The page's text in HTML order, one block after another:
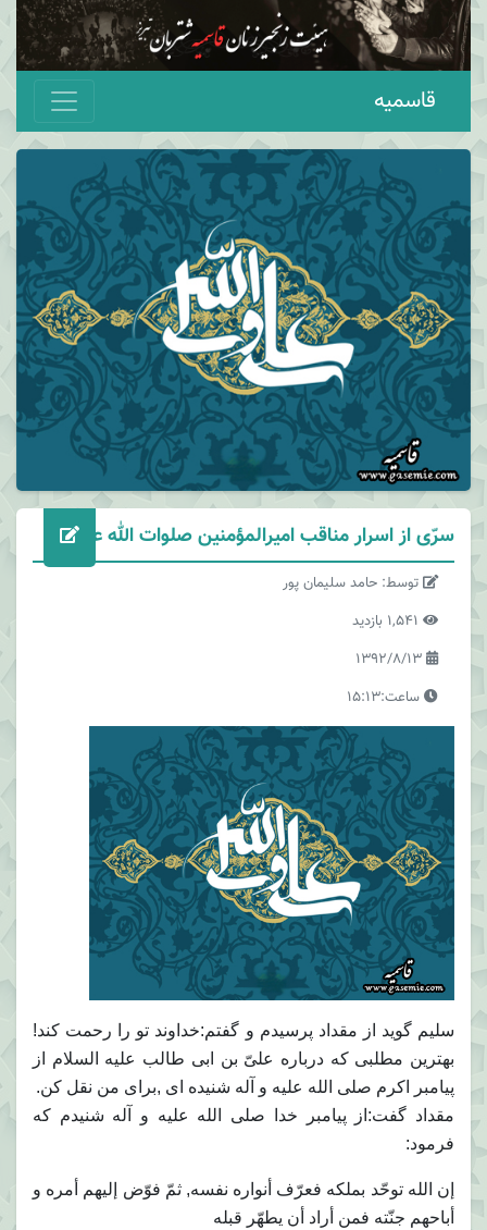
قاسمیه
سرّی از اسرار مناقب امیرالمؤمنین صلوات الله علیه
توسط: حامد سلیمان پور
ساعت:15:13
سلیم گوید از مقداد پرسیدم و گفتم:خداوند تو را رحمت کند!
بهترین مطلبی که درباره علیّ بن ابی طالب علیه السلام از
پیامبر اکرم صلی الله علیه و آله شنیده ای ,برای من نقل کن.
مقداد گفت:از پیامبر خدا صلی الله علیه و آله شنیدم که
فرمود:
إن الله توحّد بملکه فعرّف أنواره نفسه, ثمّ فوّض إلیهم أمره و
أباحهم جنّته فمن أراد أن یطهّر قبله